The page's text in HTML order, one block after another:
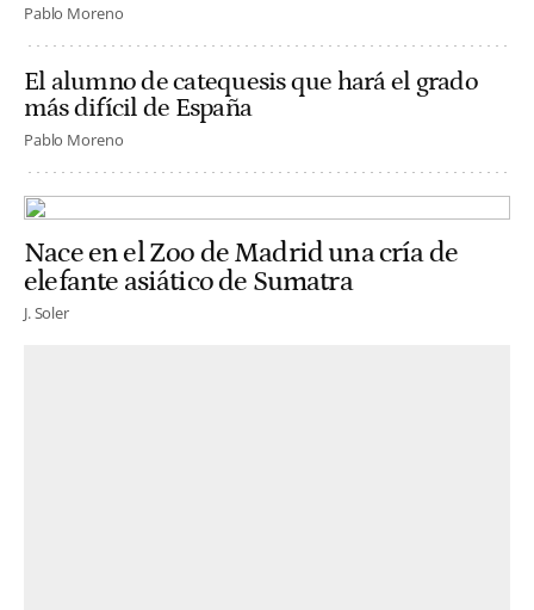
Pablo Moreno
El alumno de catequesis que hará el grado
más difícil de España
Pablo Moreno
Nace en el Zoo de Madrid una cría de
elefante asiático de Sumatra
J. Soler